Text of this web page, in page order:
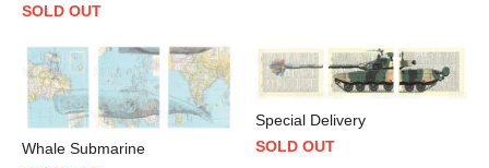
SOLD OUT
Whale Submarine
Special Delivery
SOLD OUT